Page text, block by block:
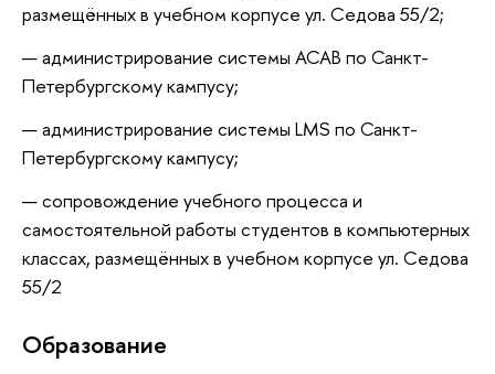
размещённых в учебном корпусе ул. Седова 55/2;
администрирование системы АСАВ по Санкт-
Петербургскому кампусу;
администрирование системы LMS по Санкт-
Петербургскому кампусу;
сопровождение учебного процесса и
самостоятельной работы студентов в компьютерных
классах, размещённых в учебном корпусе ул. Седова
55/2
Oбразование